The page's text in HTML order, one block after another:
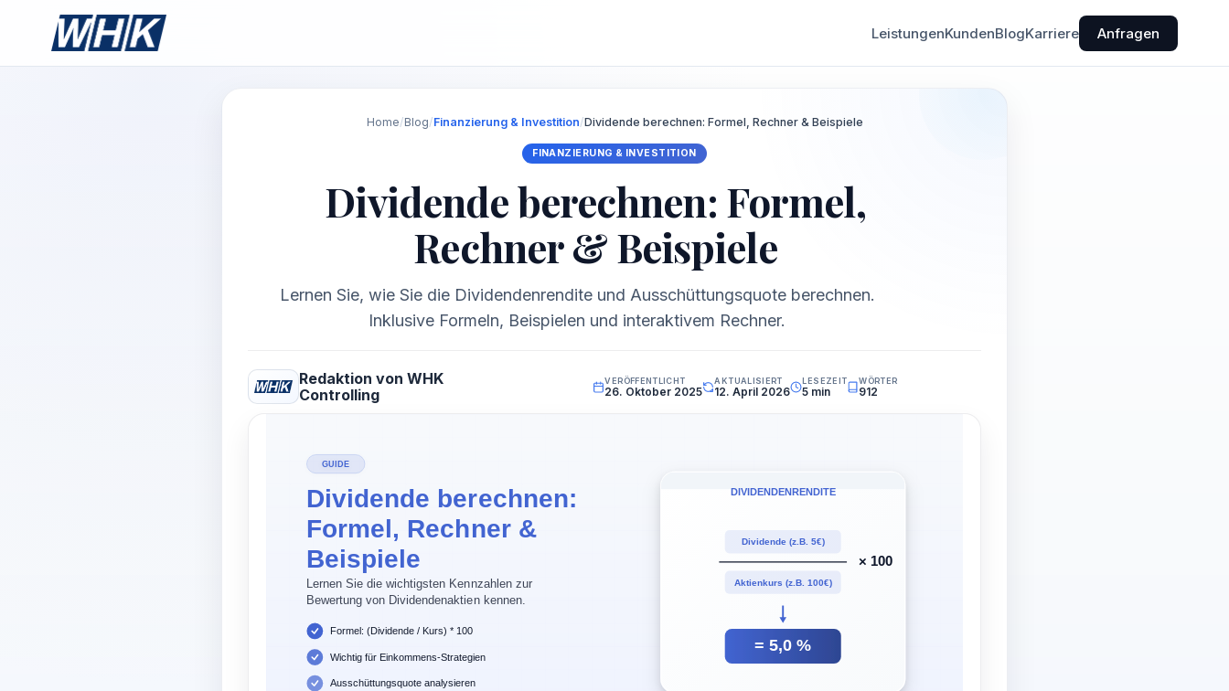
LeistungenKundenBlogKarriere Anfragen
Home/Blog/Finanzierung & Investition/Dividende berechnen: Formel, Rechner & Beispiele
FINANZIERUNG & INVESTITION
Dividende berechnen: Formel,
Rechner & Beispiele
Lernen Sie, wie Sie die Dividendenrendite und Ausschüttungsquote berechnen.
Inklusive Formeln, Beispielen und interaktivem Rechner.
Redaktion von WHK
Controlling
VERÖFFENTLICHT
26. Oktober 2025
AKTUALISIERT
12. April 2026
LESEZEIT
5 min
WÖRTER
912